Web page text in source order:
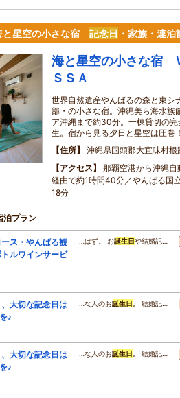
と星空の小さな宿 記念日 ・家族・連泊
海と星空の小さな宿
ＳＳＡ
世界自然遺産やんばるの森と東シ
部・の小さな宿。沖縄美ら海水族
ア沖縄まで約30分。一棟貸切の
生。宿から見る夕日と星空は圧巻
住所
沖縄県国頭郡大宜味村根
アクセス
那覇空港から沖縄
経由で約1時間40分／やんばる国
18分
泊プラン
ース・やんばる観
ルワインサービ
…はず。 お誕生日や結婚記…
大切な記念日は
♪
…な人のお誕生日 。 結婚記…
大切な記念日は
♪
…な人のお誕生日 。 結婚記…